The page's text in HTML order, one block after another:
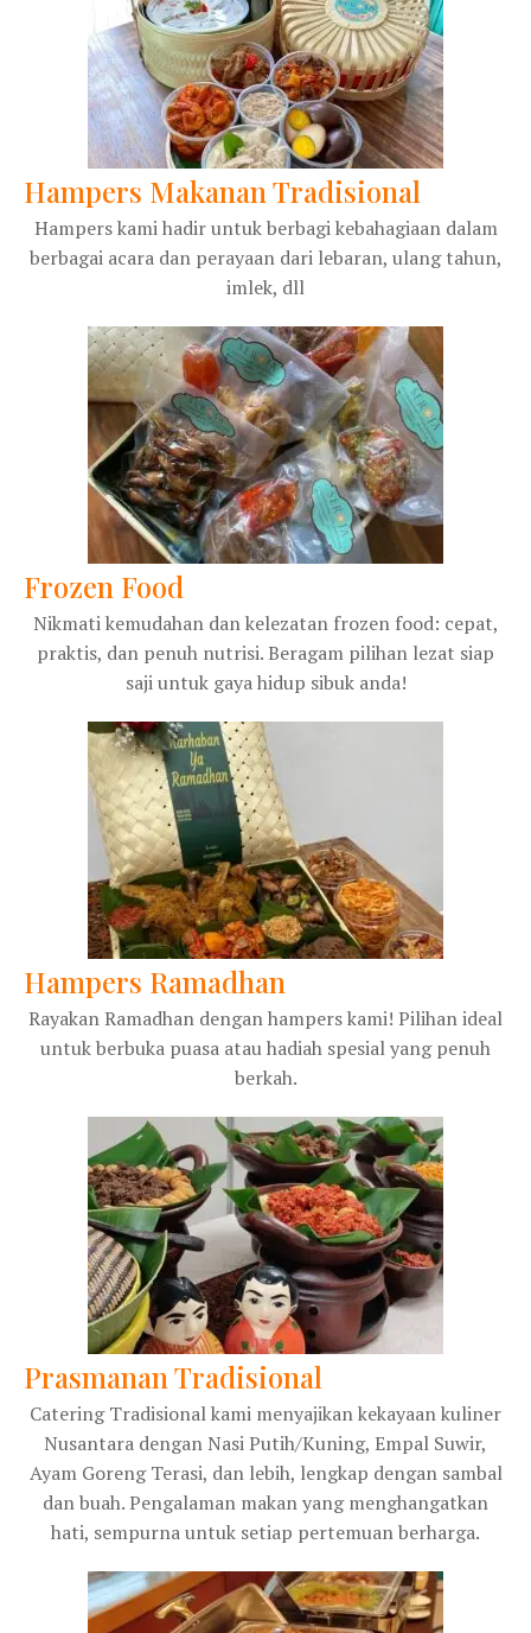
Hampers Makanan Tradisional
Hampers kami hadir untuk berbagi kebahagiaan dalam
berbagai acara dan perayaan dari lebaran, ulang tahun,
imlek, dll
Frozen Food
Nikmati kemudahan dan kelezatan frozen food: cepat,
praktis, dan penuh nutrisi. Beragam pilihan lezat siap
saji untuk gaya hidup sibuk anda!
Hampers Ramadhan
Rayakan Ramadhan dengan hampers kami! Pilihan ideal
untuk berbuka puasa atau hadiah spesial yang penuh
berkah.
Prasmanan Tradisional
Catering Tradisional kami menyajikan kekayaan kuliner
Nusantara dengan Nasi Putih/Kuning, Empal Suwir,
Ayam Goreng Terasi, dan lebih, lengkap dengan sambal
dan buah. Pengalaman makan yang menghangatkan
hati, sempurna untuk setiap pertemuan berharga.